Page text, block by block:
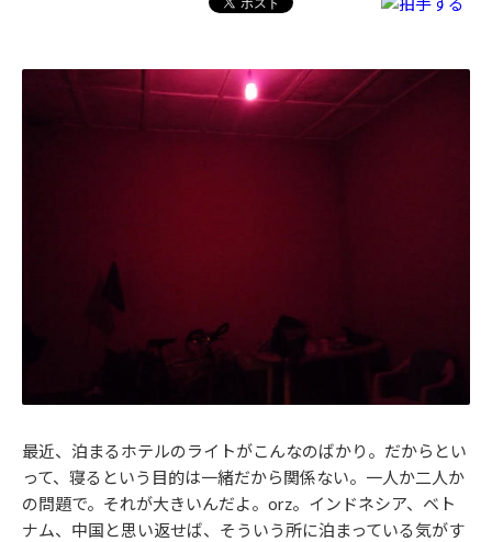
最近、泊まるホテルのライトがこんなのばかり。だからとい
って、寝るという目的は一緒だから関係ない。一人か二人か
の問題で。それが大きいんだよ。orz。インドネシア、ベト
ナム、中国と思い返せば、そういう所に泊まっている気がす